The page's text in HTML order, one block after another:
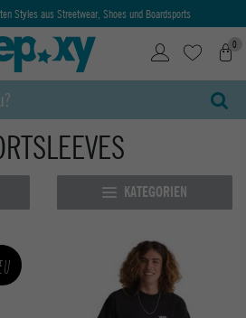
kostenlose Lieferung & Retoure
0
KATEGORIEN